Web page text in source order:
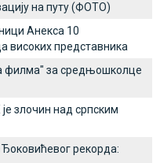
на путу (ФОТО)
Анекса 10
високих представника
филма" за средњошколце
злочин над српским
рекорда: